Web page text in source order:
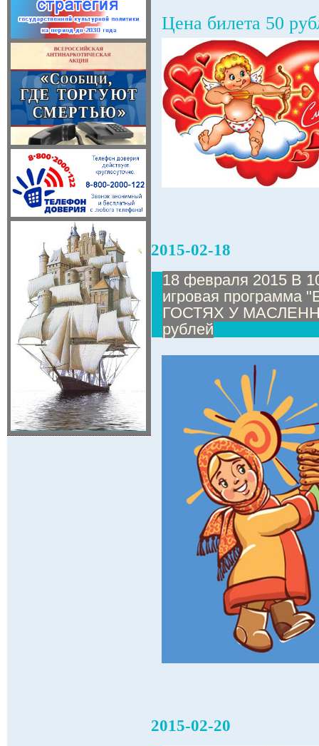
Цена билета 50
2015-02-18
18 февраля 2015 В
игровая
ГОСТЯХ У
рублей
2015-02-20